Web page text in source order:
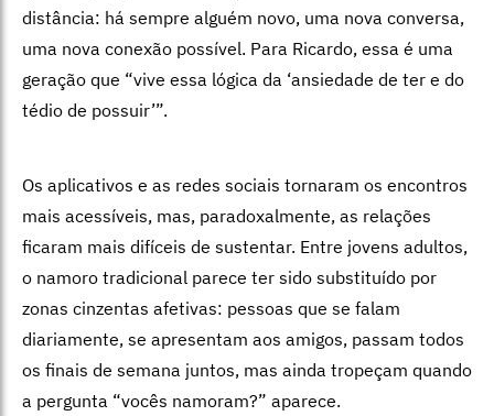
distância: há sempre alguém novo, uma nova conversa,
uma nova conexão possível. Para Ricardo, essa é uma
geração que “vive essa lógica da ‘ansiedade de ter e do
tédio de possuir’”.
Os aplicativos e as redes sociais tornaram os encontros
mais acessíveis, mas, paradoxalmente, as relações
ficaram mais difíceis de sustentar. Entre jovens adultos,
o namoro tradicional parece ter sido substituído por
zonas cinzentas afetivas: pessoas que se falam
diariamente, se apresentam aos amigos, passam todos
os finais de semana juntos, mas ainda tropeçam quando
a pergunta “vocês namoram?” aparece.